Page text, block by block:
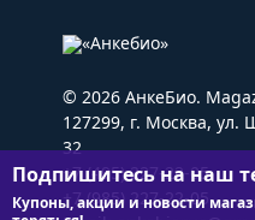
© 2026 АнкеБио.
127299, г. Москва, ул.
32
+7 (495) 227-22-05
+7 (985) 227-22-05
Подпишитесь на наш
Купоны, акции и новости